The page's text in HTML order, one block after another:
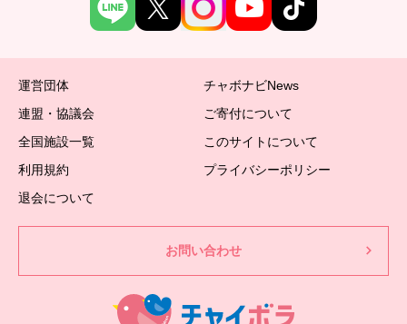
運営団体
チャボナビNews
連盟・協議会
ご寄付について
全国施設一覧
このサイトについて
利用規約
プライバシーポリシー
退会について
お問い合わせ